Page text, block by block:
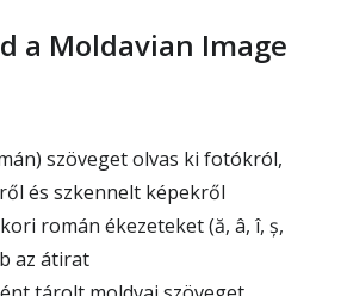
a Moldavian Image
szöveget olvas ki fotókról,
és szkennelt képekről
román ékezeteket (ă, â, î, ș,
az átirat